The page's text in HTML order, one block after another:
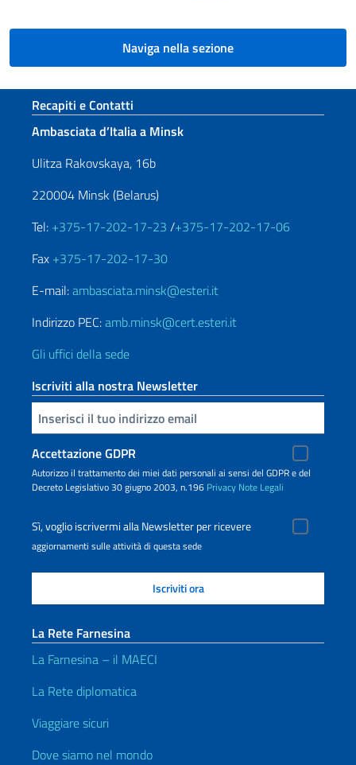
Naviga nella sezione
Sezione footer
Recapiti e Contatti
Ambasciata d’Italia a Minsk
Ulitza Rakovskaya, 16b
220004 Minsk (Belarus)
Tel: +375-17-202-17-23 /+375-17-202-17-06
Fax +375-17-202-17-30
E-mail:ambasciata.minsk@esteri.it
Indirizzo PEC:amb.minsk@cert.esteri.it
Gli uffici della sede
Iscriviti alla nostra Newsletter
Inserisci la tua email
Accettazione GDPR
Autorizzo il trattamento dei miei dati personali ai sensi del GDPR e del
Decreto Legislativo 30 giugno 2003, n.196 Privacy Note Legali
Sì, voglio iscrivermi alla Newsletter per ricevere
aggiornamenti sulle attività di questa sede
La Rete Farnesina
La Farnesina – il MAECI
La Rete diplomatica
Viaggiare sicuri
Dove siamo nel mondo